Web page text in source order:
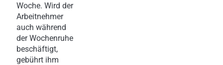
Woche. Wird der
Arbeitnehmer
auch während
der Wochenruhe
beschäftigt,
gebührt ihm